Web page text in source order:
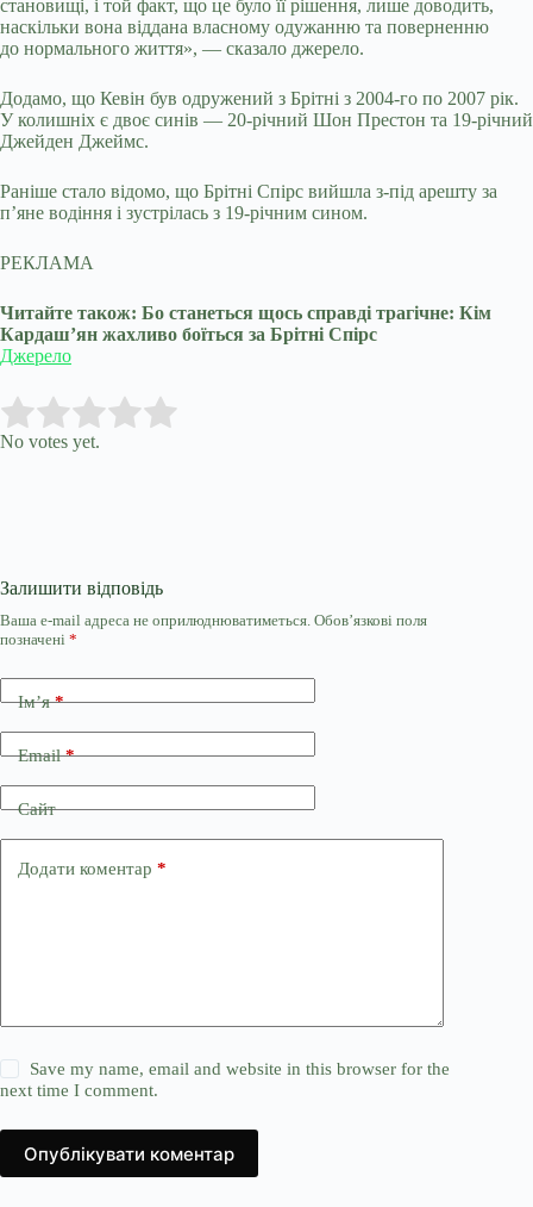
становищі, і той факт, що це було її рішення, лише доводить,
наскільки вона віддана власному одужанню та поверненню
до нормального життя», — сказало джерело.
Додамо, що Кевін був одружений з Брітні з 2004-го по 2007 рік.
У колишніх є двоє синів — 20-річний Шон Престон та 19-річний
Джейден Джеймс.
Раніше стало відомо, що Брітні Спірс вийшла з-під арешту за
п’яне водіння і зустрілась з 19-річним сином.
РЕКЛАМА
Читайте також: Бо станеться щось справді трагічне: Кім
Кардаш’ян жахливо боїться за Брітні Спірс
Джерело
Rate this item:
No votes yet.
Залишити відповідь
Ваша e-mail адреса не оприлюднюватиметься. Обов’язкові поля
позначені *
Ім’я*
Email*
Сайт
Додати коментар *
Save my name, email and website in this browser for the
next time I comment.
Опублікувати коментар